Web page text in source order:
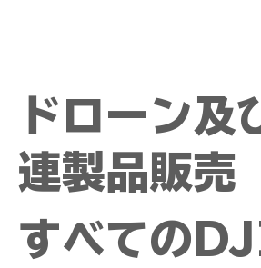
ドローン及
連製品販売
すべての